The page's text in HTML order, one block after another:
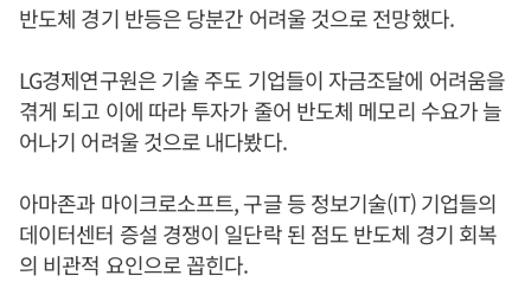
반도체 경기 반등은 당분간 어려울 것으로 전망했다.
LG경제연구원은 기술 주도 기업들이 자금조달에 어려움을
겪게 되고 이에 따라 투자가 줄어 반도체 메모리 수요가 늘
어나기 어려울 것으로 내다봤다.
아마존과 마이크로소프트, 구글 등 정보기술(IT) 기업들의
데이터센터 증설 경쟁이 일단락 된 점도 반도체 경기 회복
의 비관적 요인으로 꼽힌다.